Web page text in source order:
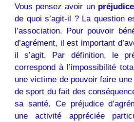
Vous pensez avoir un
de quoi s’agit-il ? La question
l’association. Pour pouvoir
d’agrément, il est important
il s’agit. Par définition, le
correspond à l’impossibilité
une victime de pouvoir faire
de sport du fait des
sa santé. Ce préjudice
une activité appréciée